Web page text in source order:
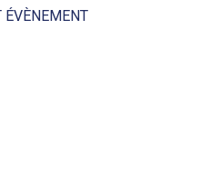
ÉVÈNEMENT